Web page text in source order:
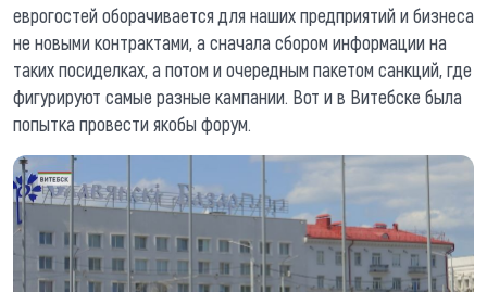
еврогостей оборачивается для наших предприятий и бизнеса
не новыми контрактами, а сначала сбором информации на
таких посиделках, а потом и очередным пакетом санкций, где
фигурируют самые разные кампании. Вот и в Витебске была
попытка провести якобы форум.